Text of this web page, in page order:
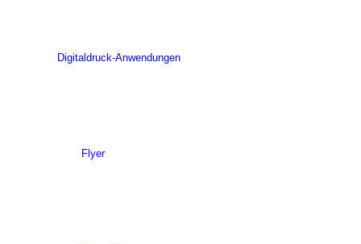
Digitaldruck-Anwendungen
Flyer